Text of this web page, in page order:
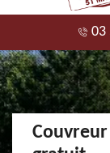
03
Couvreur